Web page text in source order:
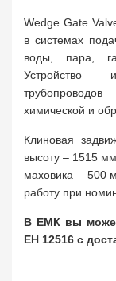
Wedge Gate
в системах
воды, пара,
Устройство
химической и
Клиновая
высоту – 1515
маховика – 500
работу при
В ЕМК вы
ЕН 12516 с